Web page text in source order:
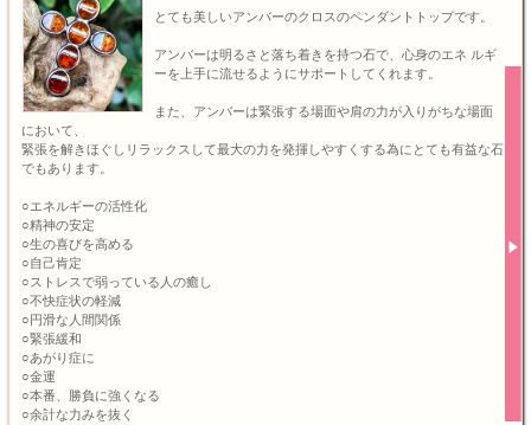
とても美しいアンバーのクロスのペンダントトップです。
アンバーは明るさと落ち着きを持つ石で、心身のエネ ルギ
ーを上手に流せるようにサポートしてくれます。
また、アンバーは緊張する場面や肩の力が入りがちな場面
において、
緊張を解きほぐしリラックスして最大の力を発揮しやすくする為にとても有益な石
でもあります。
○エネルギーの活性化
○精神の安定
○生の喜びを高める
○自己肯定
○ストレスで弱っている人の癒し
○不快症状の軽減
○円滑な人間関係
○緊張緩和
○あがり症に
○金運
○本番、勝負に強くなる
○余計な力みを抜く